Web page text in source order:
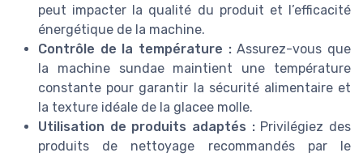
peut impacter la qualité du produit et l’efficacité
énergétique de la machine.
Contrôle de la température :Assurez-vous que
la machine sundae maintient une température
constante pour garantir la sécurité alimentaire et
la texture idéale de la glacee molle.
Utilisation de produits adaptés :Privilégiez des
produits de nettoyage recommandés par le